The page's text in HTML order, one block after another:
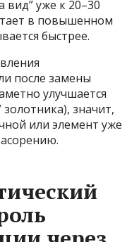
вид” уже к 20–30
в повышенном
быстрее.
после замены
улучшается
значит,
или элемент уже